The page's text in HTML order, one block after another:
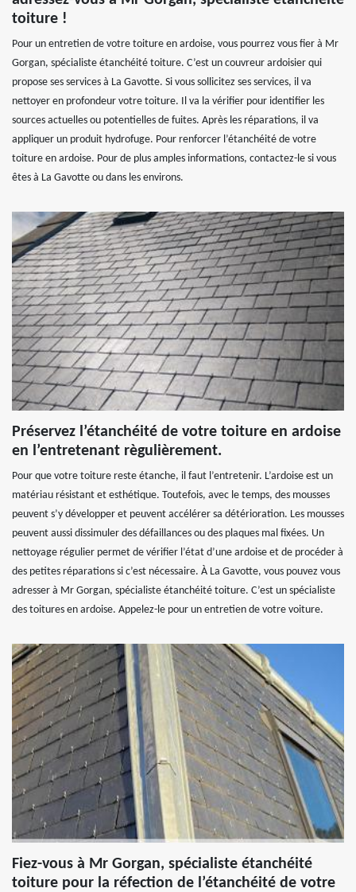
toiture !
Pour un entretien de votre toiture en ardoise, vous pourrez vous fier à Mr
Gorgan, spécialiste étanchéité toiture. C’est un couvreur ardoisier qui
propose ses services à La Gavotte. Si vous sollicitez ses services, il va
nettoyer en profondeur votre toiture. Il va la vérifier pour identifier les
sources actuelles ou potentielles de fuites. Après les réparations, il va
appliquer un produit hydrofuge. Pour renforcer l’étanchéité de votre
toiture en ardoise. Pour de plus amples informations, contactez-le si vous
êtes à La Gavotte ou dans les environs.
Préservez l’étanchéité de votre toiture en ardoise
en l’entretenant règulièrement.
Pour que votre toiture reste étanche, il faut l’entretenir. L’ardoise est un
matériau résistant et esthétique. Toutefois, avec le temps, des mousses
peuvent s’y développer et peuvent accélérer sa détérioration. Les mousses
peuvent aussi dissimuler des défaillances ou des plaques mal fixées. Un
nettoyage régulier permet de vérifier l’état d’une ardoise et de procéder à
des petites réparations si c’est nécessaire. À La Gavotte, vous pouvez vous
adresser à Mr Gorgan, spécialiste étanchéité toiture. C’est un spécialiste
des toitures en ardoise. Appelez-le pour un entretien de votre voiture.
Fiez-vous à Mr Gorgan, spécialiste étanchéité
toiture pour la réfection de l’étanchéité de votre